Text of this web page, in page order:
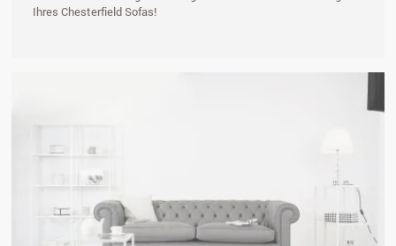
Ihres Chesterfield Sofas!